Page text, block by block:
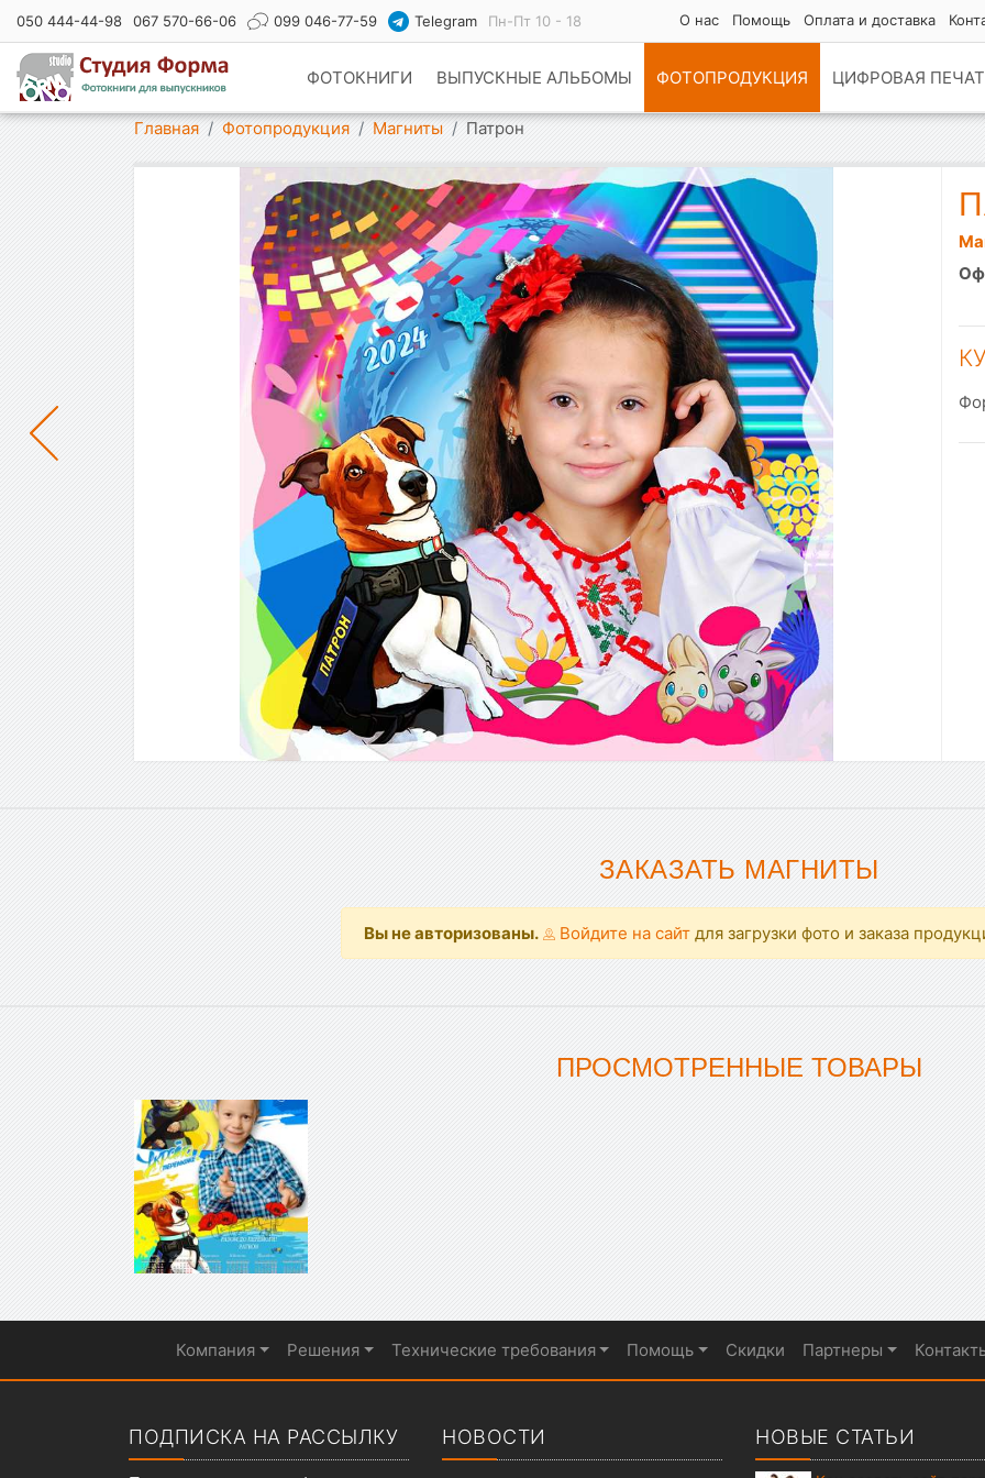
050 444-44-98 067 570-66-06 099 046-77-59 Telegram Пн-Пт 10 - 18 О нас Помощь Оплата и доставка
Показать меню ФОТОКНИГИ ВЫПУСКНЫЕ АЛЬБОМЫ ФОТОПРОДУКЦИЯ ЦИФРОВАЯ
Главная Фотопродукция Магниты Патрон
ЗАКАЗАТЬ МАГНИТЫ
Вы не авторизованы. Войдите на сайт для загрузки фото и заказа
ПРОСМОТРЕННЫЕ ТОВАРЫ
Показать меню
Компания Решения Технические требования Помощь Скидки Партнеры
ПОДПИСКА НА РАССЫЛКУ НОВОСТИ НОВЫЕ СТАТЬИ